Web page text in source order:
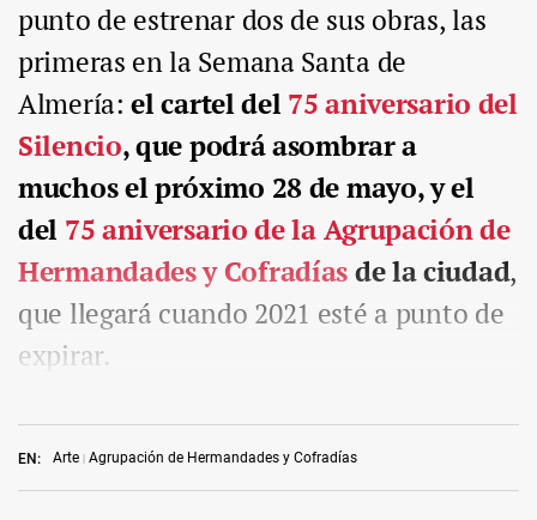
EN: Arte Agrupación de Hermandades y Cofradías
punto de estrenar dos de sus obras, las
primeras en la Semana Santa de
Almería:el cartel del 75 aniversario del
Silencio, que podrá asombrar a
muchos el próximo 28 de mayo, y el
del 75 aniversario de la Agrupación de
Hermandades y Cofradíasde la ciudad,
que llegará cuando 2021 esté a punto de
expirar.